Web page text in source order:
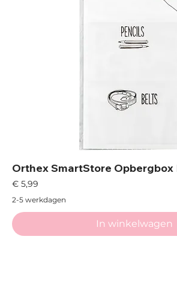
Orthex SmartStore Opbergbox
Prijs
€ 5,99
2-5 werkdagen
In winkelwagen